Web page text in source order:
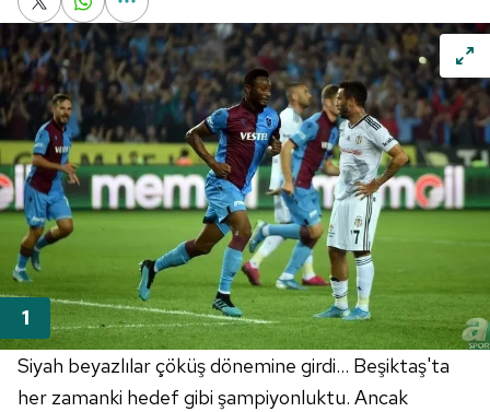
Siyah beyazlılar çöküş dönemine girdi... Beşiktaş'ta
her zamanki hedef gibi şampiyonluktu. Ancak